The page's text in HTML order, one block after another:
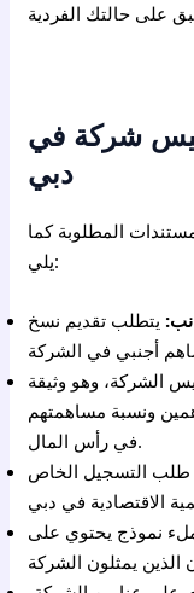
شركة في
المطلوبة كما
يلي:
يتطلب تقديم نسخ
الشركة، وهو وثيقة
ونسبة مساهمتهم
في رأس المال.
التسجيل الخاص
نموذج يحتوي على